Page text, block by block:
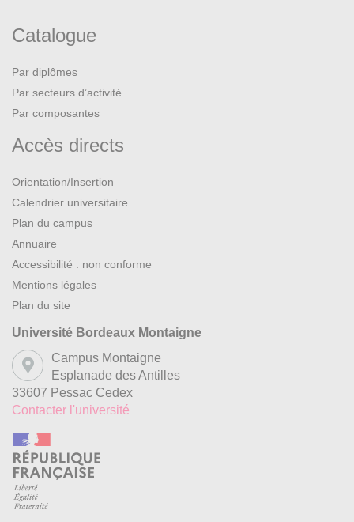
Catalogue
Par diplômes
Par secteurs d’activité
Par composantes
Accès directs
Orientation/Insertion
Calendrier universitaire
Plan du campus
Annuaire
Accessibilité : non conforme
Mentions légales
Plan du site
Université Bordeaux Montaigne
Campus Montaigne
Esplanade des Antilles
33607 Pessac Cedex
Contacter l'université